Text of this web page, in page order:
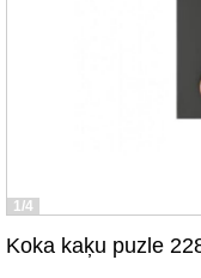
1/4
Koka kaķu puzle